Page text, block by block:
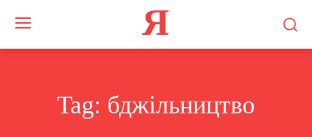
Я
Tag: бджільництво